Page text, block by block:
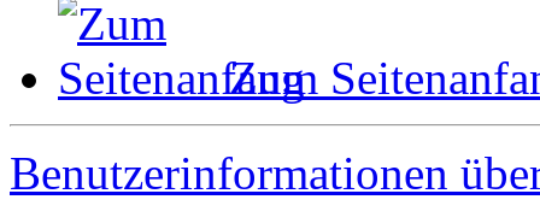
Zum
Benutzerinformationen